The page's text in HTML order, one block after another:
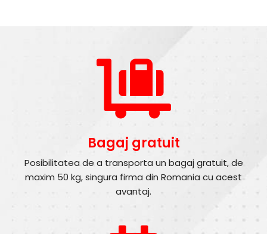
Bagaj gratuit
Posibilitatea de a transporta un bagaj gratuit, de
maxim 50 kg, singura firma din Romania cu acest
avantaj.